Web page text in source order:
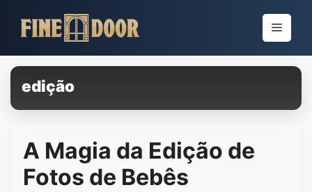
para
conteúdo
Menu
edição
A Magia da Edição de
Fotos de Bebês